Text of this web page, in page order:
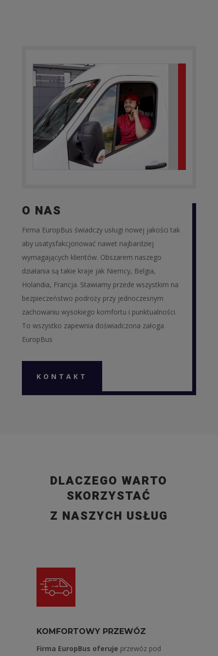
O NAS
Firma EuropBus świadczy usługi nowej jakości tak
aby usatysfakcjonować nawet najbardziej
wymagających klientów. Obszarem naszego
działania są takie kraje jak Niemcy, Belgia,
Holandia, Francja. Stawiamy przede wszystkim na
bezpieczeństwo podroży przy jednoczesnym
zachowaniu wysokiego komfortu i punktualności.
To wszystko zapewnia doświadczona załoga
EuropBus
KONTAKT
DLACZEGO WARTO
SKORZYSTAĆ
Z NASZYCH USŁUG
KOMFORTOWY PRZEWÓZ
Firma EuropBus oferuje przewóz pod